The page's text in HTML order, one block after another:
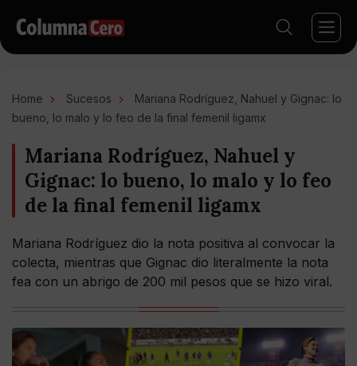
Home Sucesos
Mariana Rodríguez, Nahuel y Gignac: lo
bueno, lo malo y lo feo de la final femenil ligamx
Mariana Rodríguez, Nahuel y
Gignac: lo bueno, lo malo y lo feo
de la final femenil ligamx
Mariana Rodríguez dio la nota positiva al convocar la
colecta, mientras que Gignac dio literalmente la nota
fea con un abrigo de 200 mil pesos que se hizo viral.